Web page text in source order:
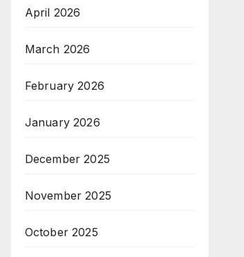
April 2026
March 2026
February 2026
January 2026
December 2025
November 2025
October 2025